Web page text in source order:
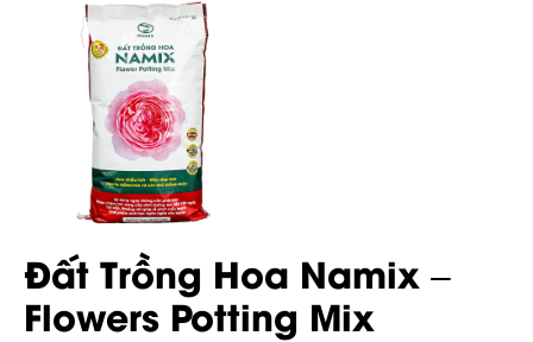
Đất Trồng Hoa Namix –
Flowers Potting Mix